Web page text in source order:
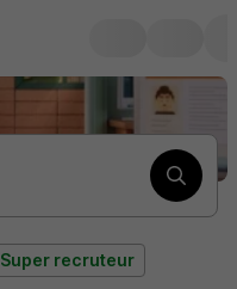
Super recruteur